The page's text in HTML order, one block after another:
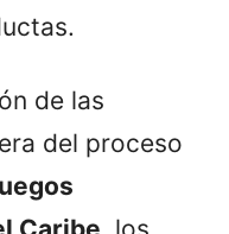
de las
del proceso